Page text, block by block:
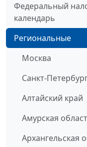
Федеральный
календарь
Региональные
Москва
Санкт-
Алтайский край
Амурская
Архангельская